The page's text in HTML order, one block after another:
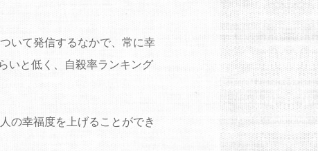
いて発信するなかで、常に幸
いと低く、自殺率ランキング
の幸福度を上げることができ